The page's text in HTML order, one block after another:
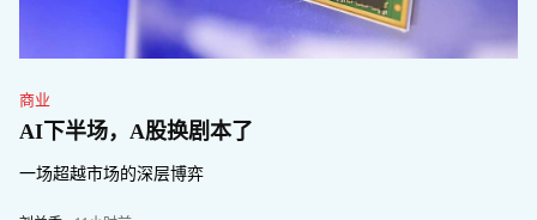
商业
AI下半场，A股换剧本了
一场超越市场的深层博弈